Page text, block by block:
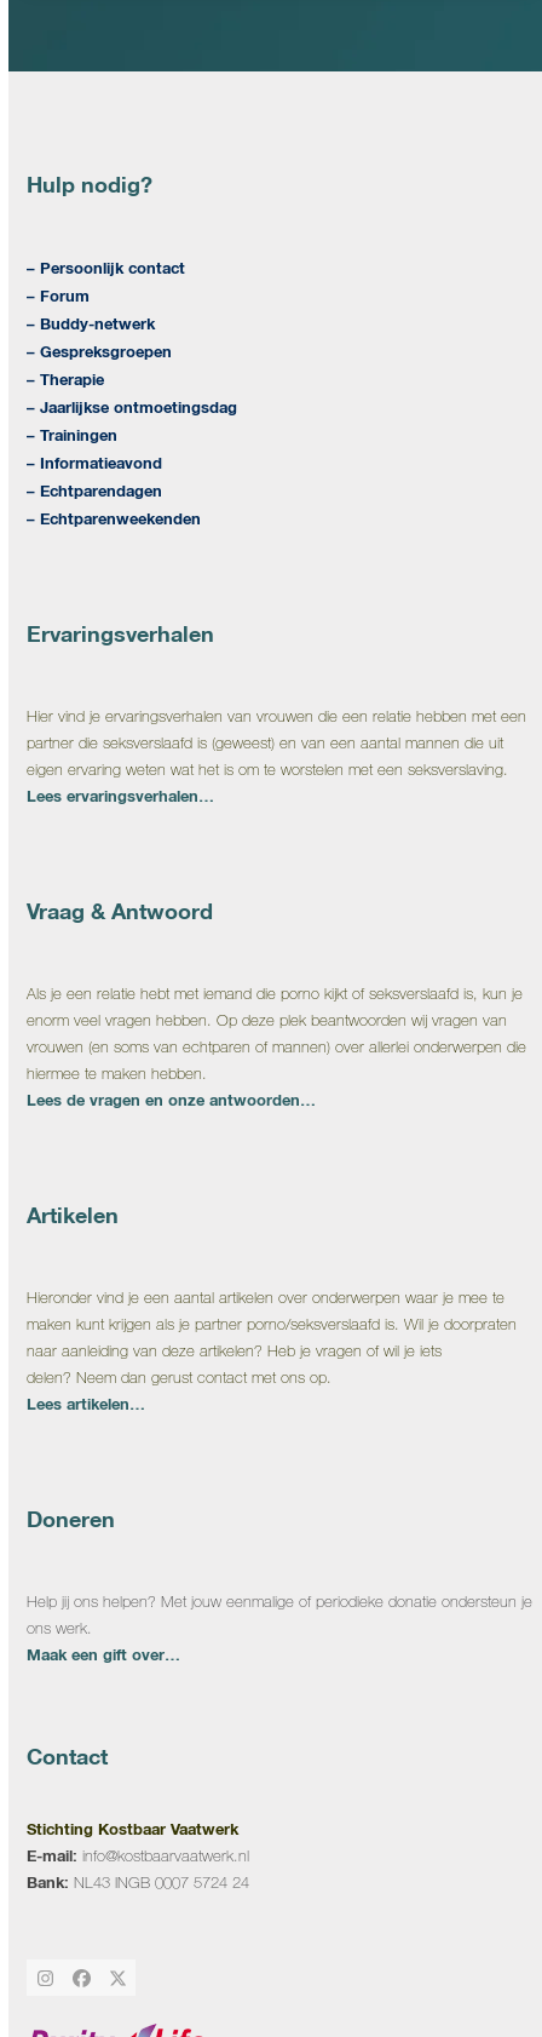
Hulp nodig?
– Persoonlijk contact
– Forum
– Buddy-netwerk
– Gespreksgroepen
– Therapie
– Jaarlijkse ontmoetingsdag
– Trainingen
– Informatieavond
– Echtparendagen
– Echtparenweekenden
Ervaringsverhalen
Hier vind je ervaringsverhalen van vrouwen die een relatie hebben met een
partner die seksverslaafd is (geweest) en van een aantal mannen die uit
eigen ervaring weten wat het is om te worstelen met een seksverslaving.
Lees ervaringsverhalen…
Vraag & Antwoord
Als je een relatie hebt met iemand die porno kijkt of seksverslaafd is, kun je
enorm veel vragen hebben. Op deze plek beantwoorden wij vragen van
vrouwen (en soms van echtparen of mannen) over allerlei onderwerpen die
hiermee te maken hebben.
Lees de vragen en onze antwoorden…
Artikelen
Hieronder vind je een aantal artikelen over onderwerpen waar je mee te
maken kunt krijgen als je partner porno/seksverslaafd is. Wil je doorpraten
naar aanleiding van deze artikelen? Heb je vragen of wil je iets
delen? Neem dan gerust contact met ons op.
Lees artikelen…
Doneren
Help jij ons helpen? Met jouw eenmalige of periodieke donatie ondersteun je
ons werk.
Maak een gift over…
Contact
Stichting Kostbaar Vaatwerk
E-mail: info@kostbaarvaatwerk.nl
Bank: NL43 INGB 0007 5724 24
Instagram
Facebook
Twitter